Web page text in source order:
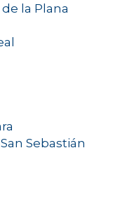
la Plana
Sebastián